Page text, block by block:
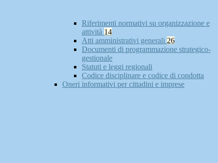
Riferimenti normativi su organizzazione e
attività 14
Atti amministrativi generali 26
Documenti di programmazione strategico-
gestionale
Statuti e leggi regionali
Codice disciplinare e codice di condotta
Oneri informativi per cittadini e imprese